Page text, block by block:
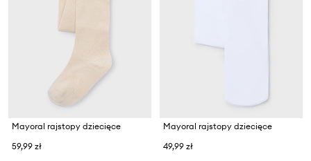
Mayoral rajstopy dziecięce
59,99 zł
Mayoral rajstopy dziecięce
49,99 zł